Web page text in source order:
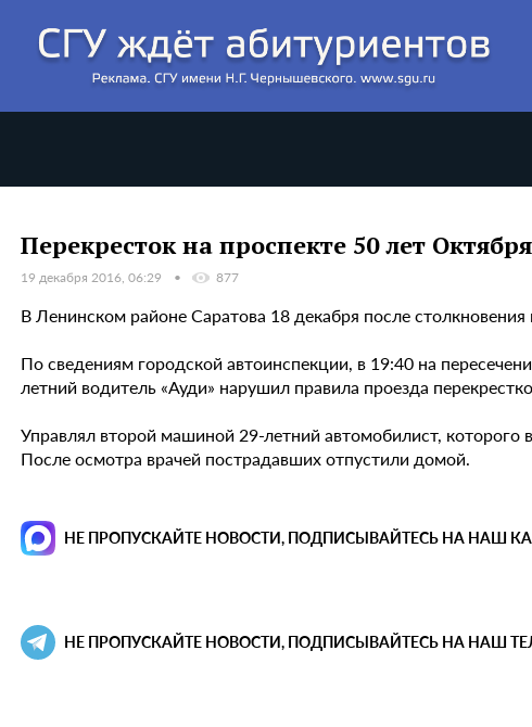
Перекресток на проспекте 50 лет
19 декабря 2016, 06:29 877
В Ленинском районе Саратова 18 декабря после
По сведениям городской автоинспекции, в 19:40 на
летний водитель «Ауди» нарушил правила проезда
Управлял второй машиной 29-летний автомобилист,
После осмотра врачей пострадавших отпустили домой.
НЕ ПРОПУСКАЙТЕ НОВОСТИ, ПОДПИСЫВАЙТЕСЬ НА НАШ
НЕ ПРОПУСКАЙТЕ НОВОСТИ, ПОДПИСЫВАЙТЕСЬ НА НАШ